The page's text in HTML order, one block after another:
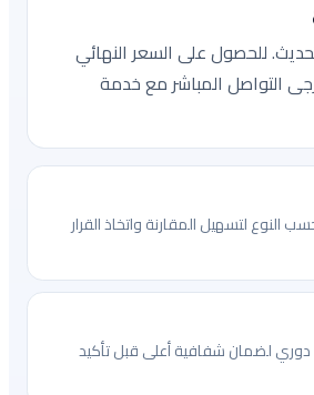
للحصول على السعر النهائي
100% يرجى التواصل المباشر مع خدمة
النوع لتسهيل المقارنة واتخاذ القرار
دوري لضمان شفافية أعلى قبل تأكيد